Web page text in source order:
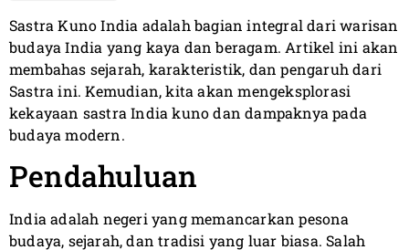
Sastra Kuno India adalah bagian integral dari warisan
budaya India yang kaya dan beragam. Artikel ini akan
membahas sejarah, karakteristik, dan pengaruh dari
Sastra ini. Kemudian, kita akan mengeksplorasi
kekayaan sastra India kuno dan dampaknya pada
budaya modern.
Pendahuluan
India adalah negeri yang memancarkan pesona
budaya, sejarah, dan tradisi yang luar biasa. Salah